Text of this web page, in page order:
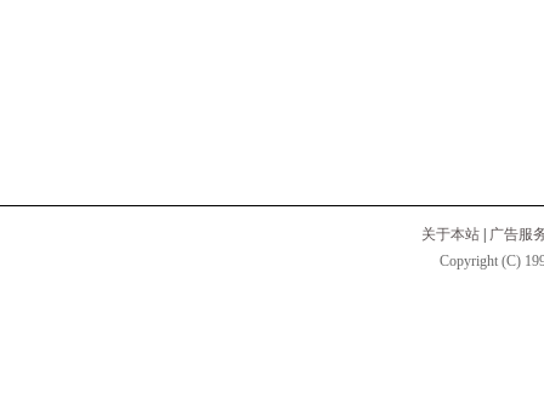
关于本站
广告服
Copyright (C)